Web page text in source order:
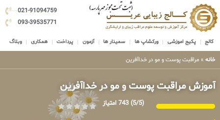
021-91094759
093-39535771
کالج پکیج اموزشی ورکشاپ ها سمینار ها آزمون پرداخت همکاری وبلاگ
خانه » مراقبت پوست و مو در خداآفرین
آموزش مراقبت پوست و مو در خداآفرین
(5/5) 743 امتیاز